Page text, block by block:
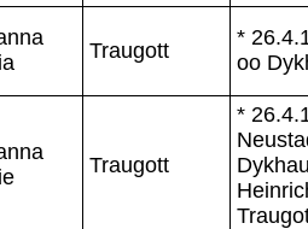
Traugott
*
oo
Traugott
*